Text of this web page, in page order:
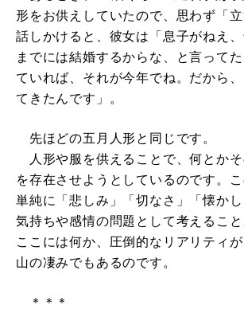
形をお供えしていたので、思わず「
話しかけると、彼女は「息子がねえ
までには結婚するからな、と言って
ていれば、それが今年でね。だから
てきたんです」。
先ほどの五月人形と同じです。
人形や服を供えることで、何とかそ
を存在させようとしているのです。こ
単純に「悲しみ」「切なさ」「懐かし
気持ちや感情の問題として考えること
ここには何か、圧倒的なリアリティ
山の凄みでもあるのです。
＊＊＊